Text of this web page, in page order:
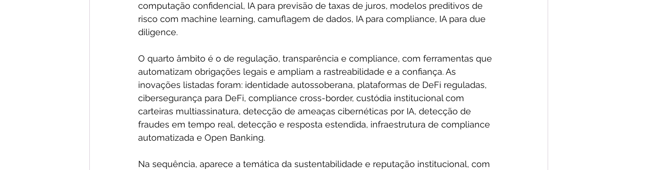
computação confidencial, IA para previsão de taxas de juros, modelos preditivos de
risco com machine learning, camuflagem de dados, IA para compliance, IA para due
diligence.
O quarto âmbito é o de regulação, transparência e compliance, com ferramentas que
automatizam obrigações legais e ampliam a rastreabilidade e a confiança. As
inovações listadas foram: identidade autossoberana, plataformas de DeFi reguladas,
cibersegurança para DeFi, compliance cross-border, custódia institucional com
carteiras multiassinatura, detecção de ameaças cibernéticas por IA, detecção de
fraudes em tempo real, detecção e resposta estendida, infraestrutura de compliance
automatizada e Open Banking.
Na sequência, aparece a temática da sustentabilidade e reputação institucional, com